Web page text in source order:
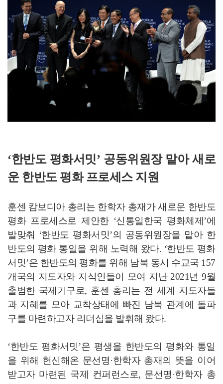
‘한반도 평화서밋’ 공동위원장 맡아 새로
운 한반도 평화 프로세스 지원
훈센 캄보디아 총리는 한학자 총재가 새로운 한반도
평화 프로세스로 제안한 ‘신통일한국 평화체제’에
발맞춰 ‘한반도 평화서밋’의 공동위원장을 맡아 한
반도의 평화 통일을 위해 노력해 왔다. ‘한반도 평화
서밋’은 한반도의 평화를 위해 남북 동시 수교국 157
개국의 지도자와 지식인들이 모여 지난 2021년 9월
출범한 국제기구로, 훈센 총리는 전 세계 지도자들
과 지혜를 모아 교착상태에 빠진 남북 관계에 돌파
구를 마련하고자 리더십을 발휘해 왔다.
‘한반도 평화서밋’은 평생을 한반도의 평화와 통일
을 위해 헌신해온 문선명·한학자 총재의 뜻을 이어
받고자 마련된 국제 컨퍼런스로, 문선명·한학자 총